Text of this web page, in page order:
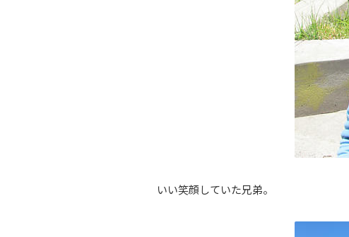
いい笑顔していた兄弟。